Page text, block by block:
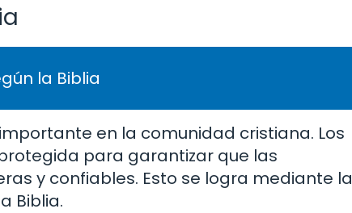
la Biblia
en la comunidad cristiana. Los
para garantizar que las
y confiables. Esto se logra mediante la
Biblia.